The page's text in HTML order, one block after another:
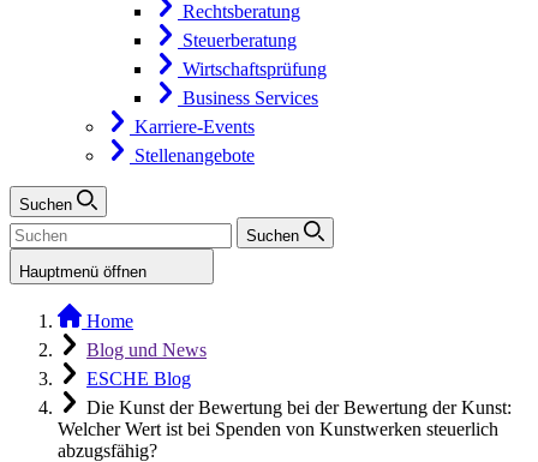
Rechtsberatung
Steuerberatung
Wirtschaftsprüfung
Business Services
Karriere-Events
Stellenangebote
Suchen
Suchen
Hauptmenü öffnen
Home
Blog und News
ESCHE Blog
Die Kunst der Bewertung bei der Bewertung der Kunst:
Welcher Wert ist bei Spenden von Kunstwerken steuerlich
abzugsfähig?